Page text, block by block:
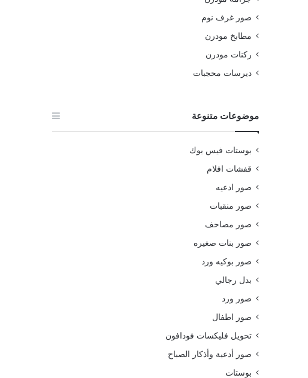
صور غرف نوم
مطابخ مودرن
ركنات مودرن
ديرسات محجبات
موضوعات متنوعة
بوستات فيس بوك
قفشات افلام
صور ادعيه
صور منقبات
صور مصاحف
صور بنات صغيره
صور بوكيه ورد
بدل رجالي
صور ورد
صور اطفال
تحويل فليكسات فودافون
صور أدعية وأذكار الصباح
بوستات